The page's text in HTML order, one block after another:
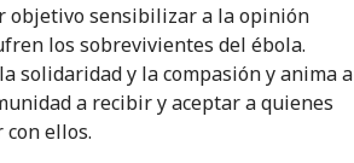
objetivo sensibilizar a la opinión
los sobrevivientes del ébola.
solidaridad y la compasión y anima a
a recibir y aceptar a quienes
ellos.